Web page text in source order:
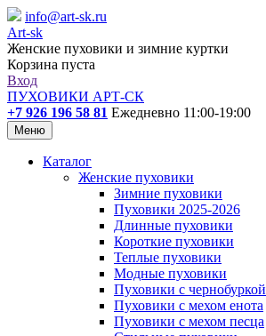
info@art-sk.ru
Art-sk
Женские пуховики и зимние куртки
Корзина пуста
Вход
ПУХОВИКИ АРТ-СК
+7 926 196 58 81 Ежедневно 11:00-19:00
Меню
Каталог
Женские пуховики
Зимние пуховики
Пуховики 2025-2026
Длинные пуховики
Короткие пуховики
Теплые пуховики
Модные пуховики
Пуховики с чернобуркой
Пуховики с мехом енота
Пуховики с мехом песца